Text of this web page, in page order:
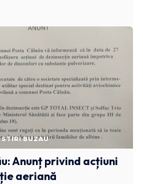
STIRI BUZAU
Anunț privind acțiuni
aeriană